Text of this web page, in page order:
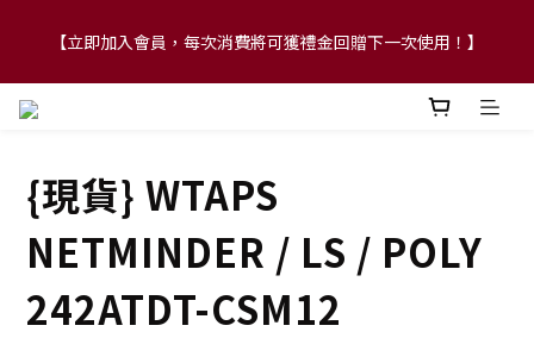
【FLASH SALE 兩件指定現貨產品即享88折】
【立即加入會員，每次消費將可獲禮金回贈下一次使用！】
【FLASH SALE 兩件指定現貨產品即享88折】
{現貨} WTAPS
NETMINDER / LS / POLY
242ATDT-CSM12